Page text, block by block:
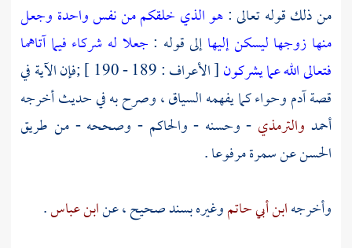
من ذلك قوله تعالى :هو الذي خلقكم من نفس واحدة وجعل
منها زوجها ليسكن إليهاإلى قوله : جعلا له شركاء فيما آتاهما
فتعالى الله عما يشركون
[ الأعراف : 189 - 190 ] ;فإن الآية في
قصةآدموحواءكما يفهمه السياق ، وصرح به في حديث أخرجه
أحمد والترمذي - وحسنه - والحاكم- وصححه - من طريق
الحسنعنسمرةمرفوعا .
وأخرجهابن أبي حاتموغيره بسند صحيح ، عنابن عباس.